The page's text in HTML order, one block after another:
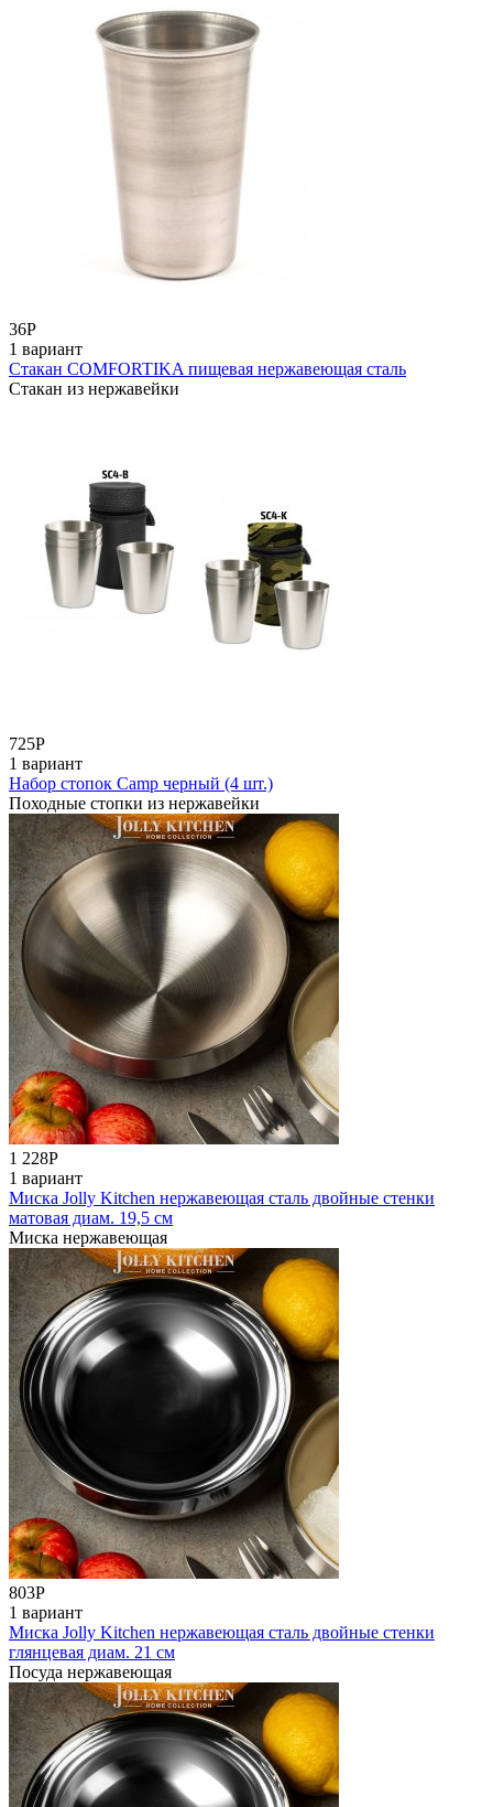
36Р
1 вариант
Стакан COMFORTIKA пищевая нержавеющая сталь
Стакан из нержавейки
725Р
1 вариант
Набор стопок Camp черный (4 шт.)
Походные стопки из нержавейки
1 228Р
1 вариант
Миска Jolly Kitchen нержавеющая сталь двойные стенки
матовая диам. 19,5 см
Миска нержавеющая
803Р
1 вариант
Миска Jolly Kitchen нержавеющая сталь двойные стенки
глянцевая диам. 21 см
Посуда нержавеющая